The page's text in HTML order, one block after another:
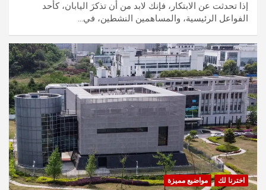
إذا تحدثت عن الابتكار، فإنك لابد من أن تذكرَ اليابان، كأحد
الفواعل الرئيسية، والمساهمين النشطين، في…
اخترنا لك مواضيع مميزة